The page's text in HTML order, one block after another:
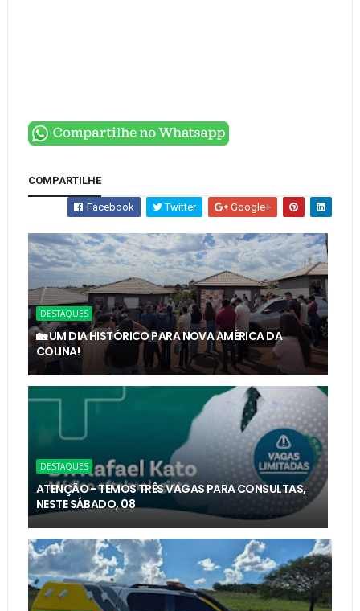
COMPARTILHE
Facebook Twitter Google+
DESTAQUES
🏡 UM DIA HISTÓRICO PARA NOVA AMÉRICA DA
COLINA!
DESTAQUES
ATENÇÃO - TEMOS TRÊS VAGAS PARA CONSULTAS,
NESTE SÁBADO, 08